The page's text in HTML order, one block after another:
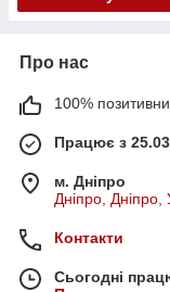
Про нас
100%
Працює з
м. Дніпро
Дніпро, Дніпро,
Контакти
Сьогодні